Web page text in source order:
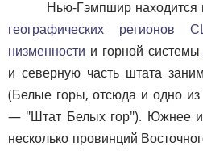
Нью-Гэмпшир находится
географических регионов
низменности и горной системы
и северную часть штата
(Белые горы, отсюда и одно
— "Штат Белых гор"). Южнее и
несколько провинций